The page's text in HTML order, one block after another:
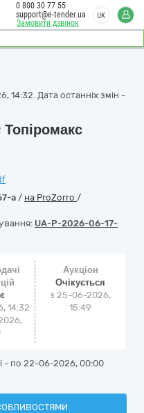
Замовити дзвінок
0 800 30 77 55
support@e-tender.ua
UK
14:32. Дата останніх змін -
a / на ProZorro /
UA-P-2026-06-17-
14:32
Аукціон
Очікується
з25-06-2026,
15:49
- по 22-06-2026, 00:00